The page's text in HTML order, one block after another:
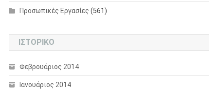
Προσωπικές Εργασίες (561)
ΙΣΤΟΡΙΚΌ
Φεβρουάριος 2014
Ιανουάριος 2014